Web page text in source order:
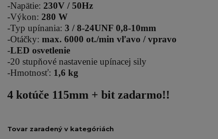
-Napätie: 230V / 50Hz
-Výkon: 280 W
-Typ upínania: 3 / 8-24UNF 0,8-10mm
-Otáčky: max. 6000 ot./min vľavo / vpravo
-LED osvetlenie
-20 stupňové nastavenie upínacej sily
-Hmotnosť: 1,6 kg
4 kotúče 115mm + bit zadarmo!!
Tovar zaradený v kategóriách